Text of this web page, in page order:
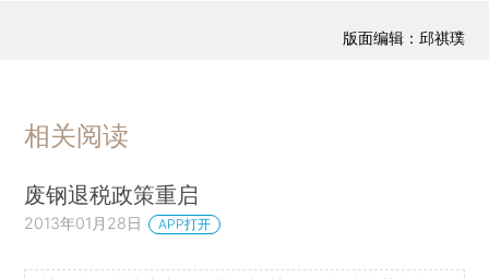
版面编辑：邱祺璞
相关阅读
废钢退税政策重启
2013年01月28日 APP打开